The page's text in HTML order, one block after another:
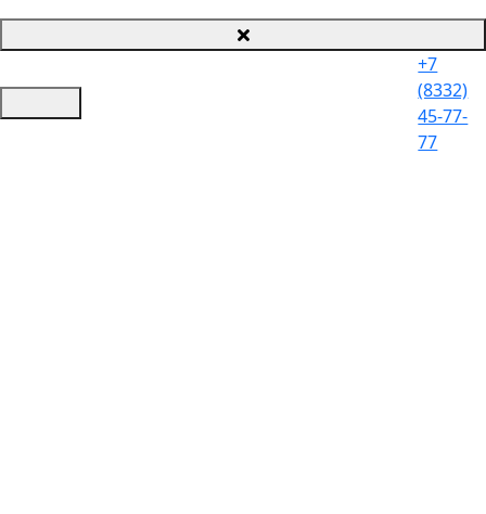
+7
(8332)
45-77-
77